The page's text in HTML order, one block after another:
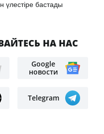
үлестіре бастады
НА НАС
Google
новости
Telegram